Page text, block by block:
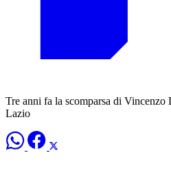
Tre anni fa la scomparsa di
Lazio